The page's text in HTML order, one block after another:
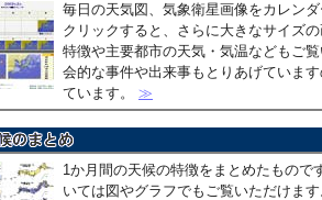
毎日の天気図、気象衛星画像をカレン
クリックすると、さらに大きなサイズ
特徴や主要都市の天気・気温などもご
会的な事件や出来事もとりあげていま
ています。 ≫
1か月間の天候の特徴をまとめたもので
いては図やグラフでもご覧いただけま